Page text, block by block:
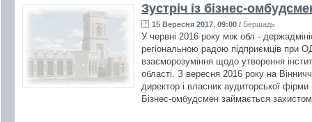
Зустріч із бізнес-
15 Вересня 2017, 09:00 / Бершадь
У червні 2016 року між обл -
регіональною радою підприємців при
взаєморозуміння щодо утворення
області. З вересня 2016 року на
директор і власник аудиторської
Бізнес-омбудсмен займається